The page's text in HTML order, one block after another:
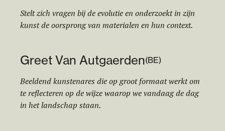
Stelt zich vragen bij de evolutie en onderzoekt in zijn
kunst de oorsprong van materialen en hun context.
Greet Van Autgaerden(BE)
Beeldend kunstenares die op groot formaat werkt om
te reflecteren op de wijze waarop we vandaag de dag
in het landschap staan.